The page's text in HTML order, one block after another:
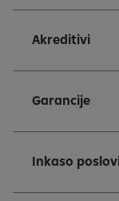
Akreditivi
Garancije
Inkaso